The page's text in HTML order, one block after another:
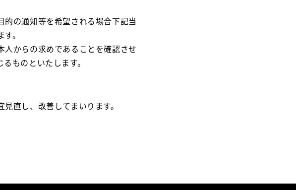
の通知等を希望される場合下記当
。
からの求めであることを確認させ
ものといたします。
直し、改善してまいります。